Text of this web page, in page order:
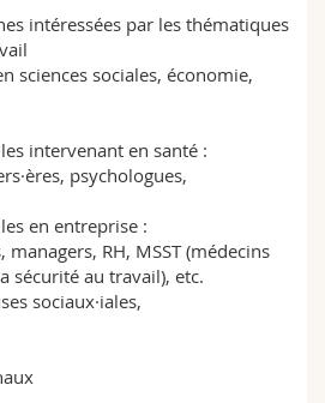
intéressées par les thématiques
sciences sociales, économie,
intervenant en santé :
psychologues,
en entreprise :
managers, RH, MSST (médecins
sécurité au travail), etc.
sociaux·iales,